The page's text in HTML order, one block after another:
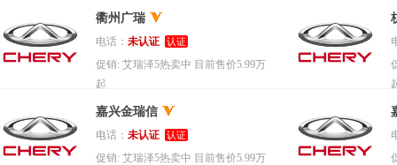
衢州广瑞
电话： 未认证 认证
促销: 艾瑞泽5热卖中 目前售价5.99万
起
嘉兴金瑞信
电话： 未认证 认证
促销: 艾瑞泽5热卖中 目前售价5.99万